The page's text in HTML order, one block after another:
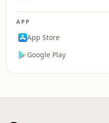
APP
App Store
Google Play